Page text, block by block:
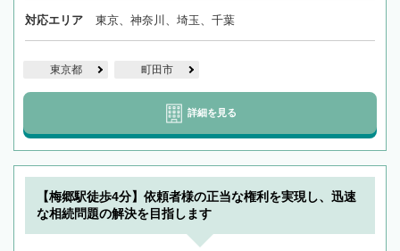
対応エリア 東京、神奈川、埼玉、千葉
東京都 町田市
詳細を見る
【梅郷駅徒歩4分】依頼者様の正当な権利を実現し、迅速
な相続問題の解決を目指します